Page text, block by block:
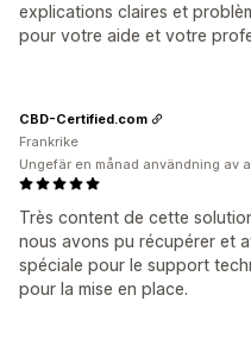
explications claires et
pour votre aide et votre
Très content de cette
nous avons pu récupérer et
spéciale pour le support
pour la mise en place.
CBD-Certified.com
Frankrike
Ungefär en månad användning av